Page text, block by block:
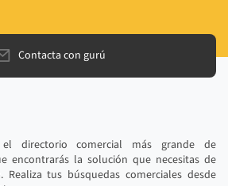
Contacta con gurú
el directorio comercial más grande de
encontrarás la solución que necesitas de
tus búsquedas comerciales desde